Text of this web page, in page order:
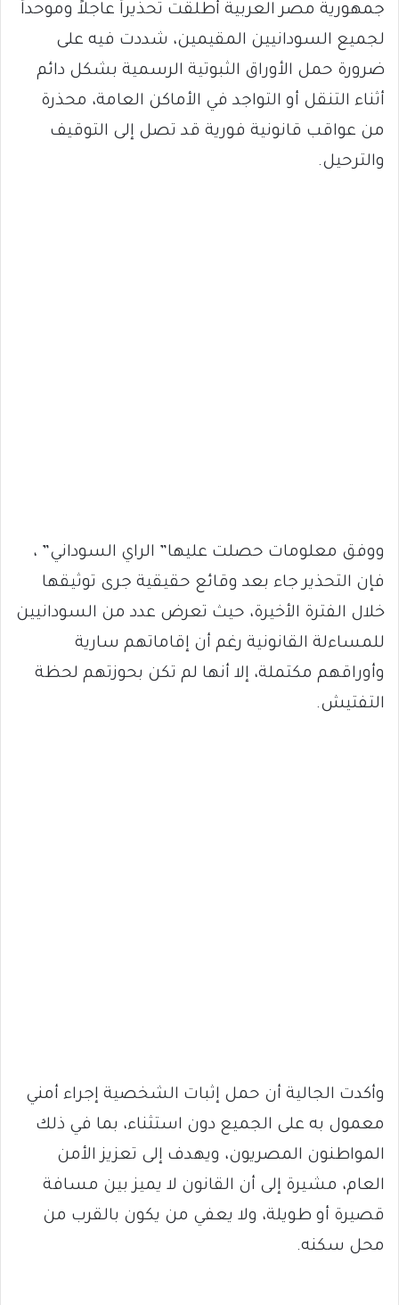
جمهورية مصر العربية أطلقت تحذيراً عاجلاً وموحداً
لجميع السودانيين المقيمين، شددت فيه على
ضرورة حمل الأوراق الثبوتية الرسمية بشكل دائم
أثناء التنقل أو التواجد في الأماكن العامة، محذرة
من عواقب قانونية فورية قد تصل إلى التوقيف
والترحيل.
ووفق معلومات حصلت عليها” الراي السوداني” ،
فإن التحذير جاء بعد وقائع حقيقية جرى توثيقها
خلال الفترة الأخيرة، حيث تعرض عدد من السودانيين
للمساءلة القانونية رغم أن إقاماتهم سارية
وأوراقهم مكتملة، إلا أنها لم تكن بحوزتهم لحظة
التفتيش.
وأكدت الجالية أن حمل إثبات الشخصية إجراء أمني
معمول به على الجميع دون استثناء، بما في ذلك
المواطنون المصريون، ويهدف إلى تعزيز الأمن
العام، مشيرة إلى أن القانون لا يميز بين مسافة
قصيرة أو طويلة، ولا يعفي من يكون بالقرب من
محل سكنه.